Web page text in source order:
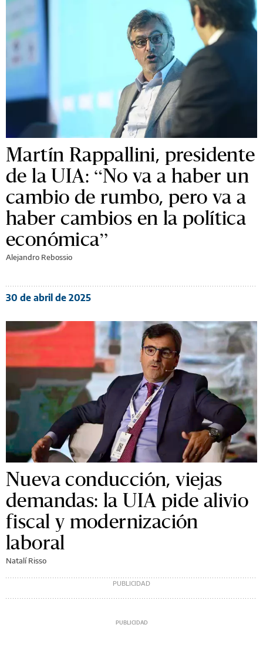
Martín Rappallini, presidente
de la UIA: “No va a haber un
cambio de rumbo, pero va a
haber cambios en la política
económica”
Alejandro Rebossio
30 de abril de 2025
Nueva conducción, viejas
demandas: la UIA pide alivio
fiscal y modernización
laboral
Natalí Risso